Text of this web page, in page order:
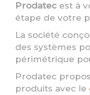
Prodatec est à
étape de votre
La société
des systèmes
périmétrique
Prodatec
produits avec le